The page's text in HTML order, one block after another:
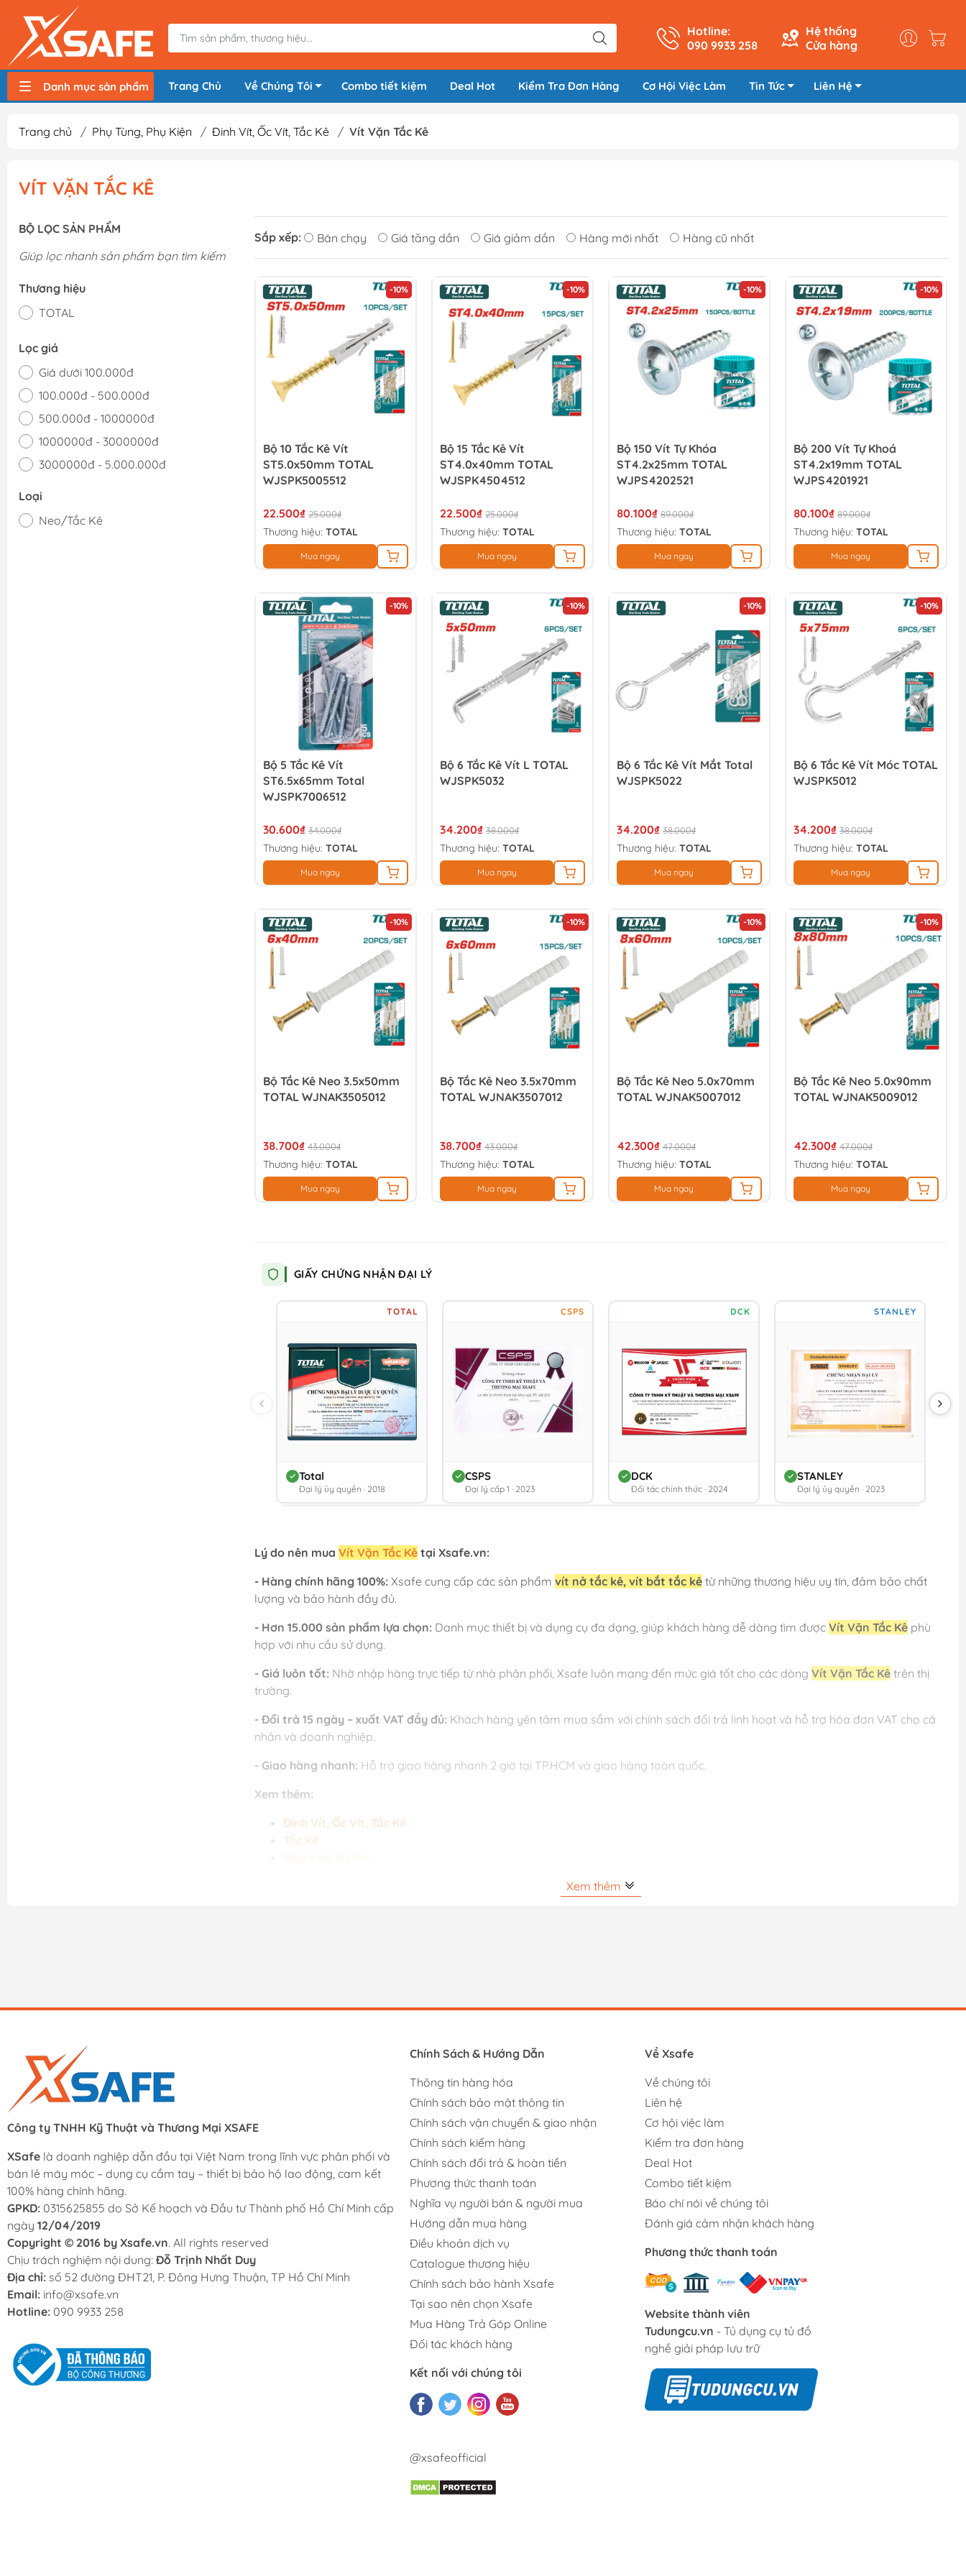
Hotline:
090 9933 258
Hệ thống
Cửa hàng
Danh mục sản phẩm Trang Chủ Về Chúng Tôi Combo tiết kiệm Deal Hot Kiểm Tra Đơn Hàng Cơ Hội Việc Làm Tin Tức Liên Hệ
Trang chủ / Phụ Tùng, Phụ Kiện / Đinh Vít, Ốc Vít, Tắc Kê / Vít Vặn Tắc Kê
VÍT VẶN TẮC KÊ
Sắp xếp: Bán chạy Giá tăng dần Giá giảm dần Hàng mới nhất Hàng cũ nhất
-10%
Bộ 10 Tắc Kê Vít
ST5.0x50mm TOTAL
WJSPK5005512
22.500₫ 25.000₫
Thương hiệu: TOTAL
Mua ngay
-10%
Bộ 15 Tắc Kê Vít
ST4.0x40mm TOTAL
WJSPK4504512
22.500₫ 25.000₫
Thương hiệu: TOTAL
Mua ngay
-10%
Bộ 150 Vít Tự Khóa
ST4.2x25mm TOTAL
WJPS4202521
80.100₫ 89.000₫
Thương hiệu: TOTAL
Mua ngay
-10%
Bộ 200 Vít Tự Khoá
ST4.2x19mm TOTAL
WJPS4201921
80.100₫ 89.000₫
Thương hiệu: TOTAL
Mua ngay
-10%
Bộ 5 Tắc Kê Vít
ST6.5x65mm Total
WJSPK7006512
30.600₫ 34.000₫
Thương hiệu: TOTAL
Mua ngay
-10%
Bộ 6 Tắc Kê Vít L TOTAL
WJSPK5032
34.200₫ 38.000₫
Thương hiệu: TOTAL
Mua ngay
-10%
Bộ 6 Tắc Kê Vít Mắt Total
WJSPK5022
34.200₫ 38.000₫
Thương hiệu: TOTAL
Mua ngay
-10%
Bộ 6 Tắc Kê Vít Móc TOTAL
WJSPK5012
34.200₫ 38.000₫
Thương hiệu: TOTAL
Mua ngay
-10%
Bộ Tắc Kê Neo 3.5x50mm
TOTAL WJNAK3505012
38.700₫ 43.000₫
Thương hiệu: TOTAL
Mua ngay
-10%
Bộ Tắc Kê Neo 3.5x70mm
TOTAL WJNAK3507012
38.700₫ 43.000₫
Thương hiệu: TOTAL
Mua ngay
-10%
Bộ Tắc Kê Neo 5.0x70mm
TOTAL WJNAK5007012
42.300₫ 47.000₫
Thương hiệu: TOTAL
Mua ngay
-10%
Bộ Tắc Kê Neo 5.0x90mm
TOTAL WJNAK5009012
42.300₫ 47.000₫
Thương hiệu: TOTAL
Mua ngay
GIẤY CHỨNG NHẬN ĐẠI LÝ
TOTAL
Total
Đại lý ủy quyền · 2018
CSPS
CSPS
Đại lý cấp 1 · 2023
DCK
DCK
Đối tác chính thức · 2024
STANLEY
STANLEY
Đại lý ủy quyền · 2023
Lý do nên mua Vít Vặn Tắc Kê tại Xsafe.vn:
- Hàng chính hãng 100%: Xsafe cung cấp các sản phẩm vít nở tắc kê, vít bắt tắc kê từ những thương hiệu uy tín, đảm bảo chất
lượng và bảo hành đầy đủ.
- Hơn 15.000 sản phẩm lựa chọn: Danh mục thiết bị và dụng cụ đa dạng, giúp khách hàng dễ dàng tìm được Vít Vặn Tắc Kê phù
hợp với nhu cầu sử dụng.
- Giá luôn tốt: Nhờ nhập hàng trực tiếp từ nhà phân phối, Xsafe luôn mang đến mức giá tốt cho các dòng Vít Vặn Tắc Kê trên thị
trường.
- Đổi trả 15 ngày – xuất VAT đầy đủ: Khách hàng yên tâm mua sắm với chính sách đổi trả linh hoạt và hỗ trợ hóa đơn VAT cho cá
nhân và doanh nghiệp.
- Giao hàng nhanh: Hỗ trợ giao hàng nhanh 2 giờ tại TP.HCM và giao hàng toàn quốc.
Xem thêm:
Đinh Vít, Ốc Vít, Tắc Kê
Tắc Kê
Xem thêm
BỘ LỌC SẢN PHẨM
Giúp lọc nhanh sản phẩm bạn tìm kiếm
Thương hiệu
TOTAL
Lọc giá
Giá dưới 100.000đ
100.000đ - 500.000đ
500.000đ - 1000000đ
1000000đ - 3000000đ
3000000đ - 5.000.000đ
Loại
Neo/Tắc Kê
Công ty TNHH Kỹ Thuật và Thương Mại XSAFE
XSafe là doanh nghiệp dẫn đầu tại Việt Nam trong lĩnh vực phân phối và
bán lẻ máy móc – dụng cụ cầm tay – thiết bị bảo hộ lao động, cam kết
100% hàng chính hãng.
GPKD: 0315625855 do Sở Kế hoạch và Đầu tư Thành phố Hồ Chí Minh cấp
ngày 12/04/2019
Copyright © 2016 by Xsafe.vn. All rights reserved
Chịu trách nghiệm nội dung: Đỗ Trịnh Nhất Duy
Địa chỉ: số 52 đường ĐHT21, P. Đông Hưng Thuận, TP Hồ Chí Minh
Email: info@xsafe.vn
Hotline: 090 9933 258
Chính Sách & Hướng Dẫn
Thông tin hàng hóa
Chính sách bảo mật thông tin
Chính sách vận chuyển & giao nhận
Chính sách kiểm hàng
Chính sách đổi trả & hoàn tiền
Phương thức thanh toán
Nghĩa vụ người bán & người mua
Hướng dẫn mua hàng
Điều khoản dịch vụ
Catalogue thương hiệu
Chính sách bảo hành Xsafe
Tại sao nên chọn Xsafe
Mua Hàng Trả Góp Online
Đối tác khách hàng
Kết nối với chúng tôi
Về Xsafe
Về chúng tôi
Liên hệ
Cơ hội việc làm
Kiểm tra đơn hàng
Deal Hot
Combo tiết kiệm
Báo chí nói về chúng tôi
Đánh giá cảm nhận khách hàng
Phương thức thanh toán
Website thành viên
Tudungcu.vn - Tủ dụng cụ tủ đồ
nghề giải pháp lưu trữ
@xsafeofficial